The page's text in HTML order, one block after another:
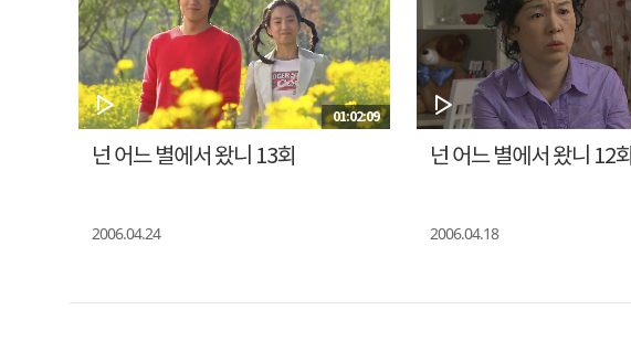
01:02:09
넌 어느 별에서 왔니 13회
2006.04.24
넌 어느 별에서 왔니 12회
2006.04.18